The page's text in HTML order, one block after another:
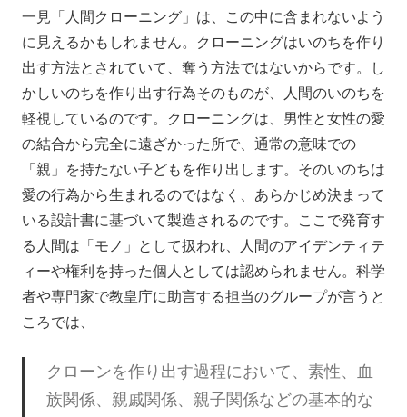
一見「人間クローニング」は、この中に含まれないよう
に見えるかもしれません。クローニングはいのちを作り
出す方法とされていて、奪う方法ではないからです。し
かしいのちを作り出す行為そのものが、人間のいのちを
軽視しているのです。クローニングは、男性と女性の愛
の結合から完全に遠ざかった所で、通常の意味での
「親」を持たない子どもを作り出します。そのいのちは
愛の行為から生まれるのではなく、あらかじめ決まって
いる設計書に基づいて製造されるのです。ここで発育す
る人間は「モノ」として扱われ、人間のアイデンティテ
ィーや権利を持った個人としては認められません。科学
者や専門家で教皇庁に助言する担当のグループが言うと
ころでは、
クローンを作り出す過程において、素性、血
族関係、親戚関係、親子関係などの基本的な